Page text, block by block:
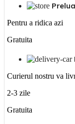
Pentru a ridica azi
Gratuita
Curierul nostru va
2-3 zile
Gratuita